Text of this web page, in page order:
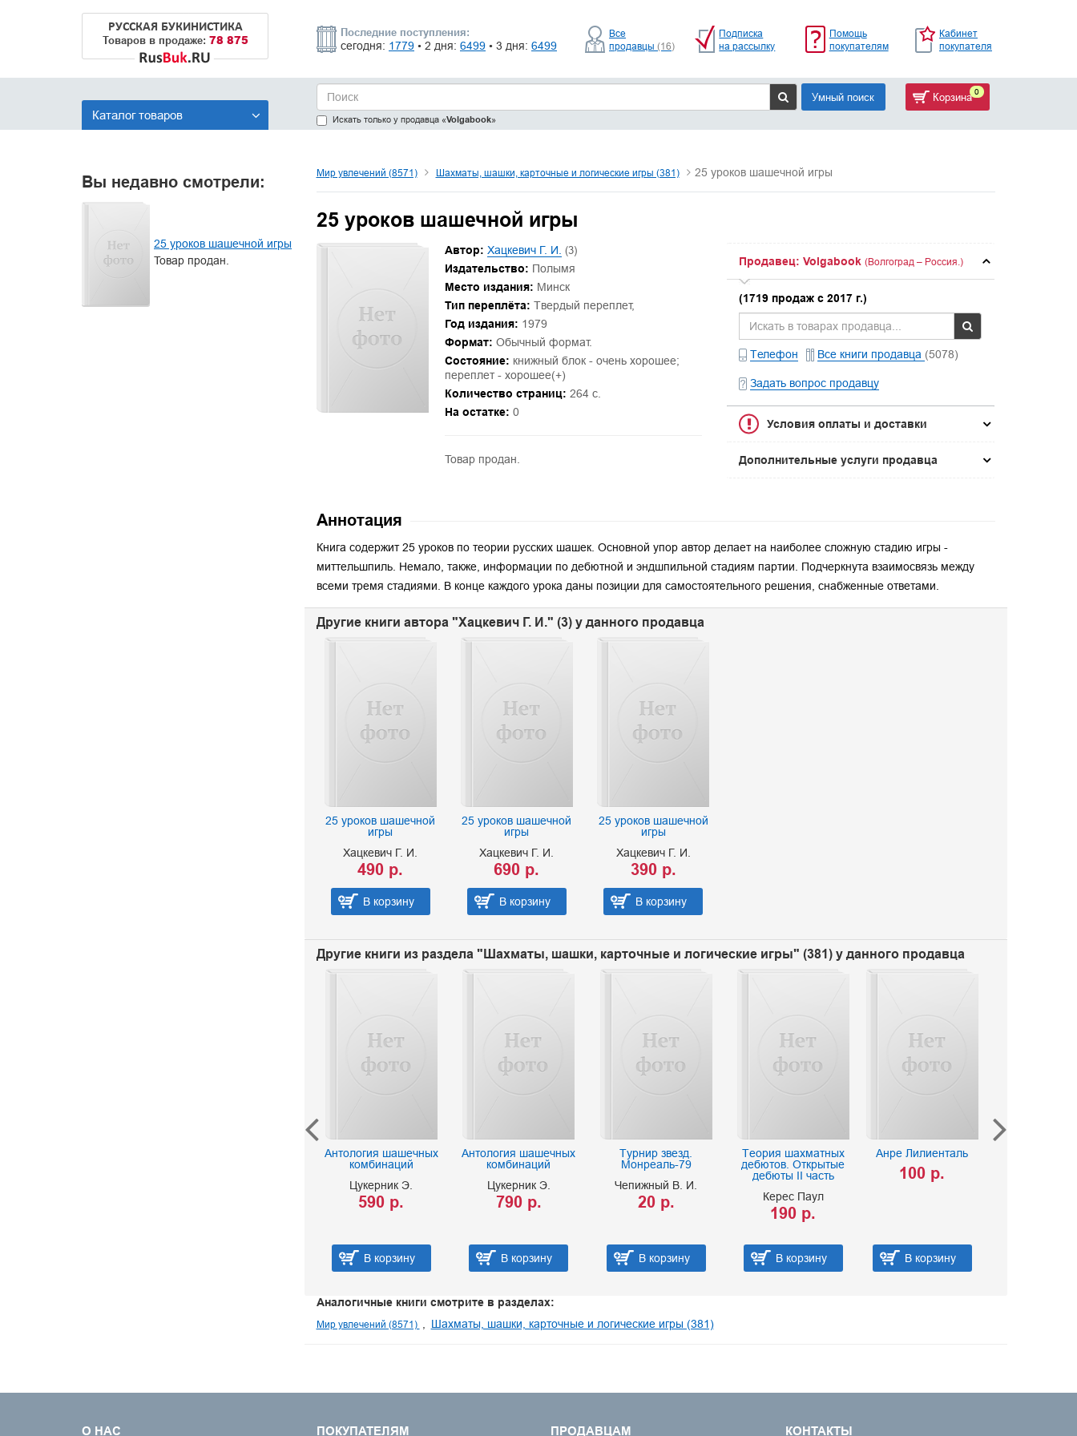
РУССКАЯ БУКИНИСТИКА
Товаров в продаже: 78 875
Последние поступления:
сегодня: 1779 • 2 дня: 6499 • 3 дня: 6499
Все
продавцы (16)
Подписка
на рассылку
Помощь
покупателям
Кабинет
покупателя
Каталог товаров Искать только у продавца «Volgabook»
Умный поиск Корзина 0
Вы недавно смотрели:
25 уроков шашечной игры
Товар продан.
Мир увлечений (8571) Шахматы, шашки, карточные и логические игры (381) 25 уроков шашечной игры
25 уроков шашечной игры
Автор: Хацкевич Г. И. (3)
Издательство: Полымя
Место издания: Минск
Тип переплёта: Твердый переплет,
Год издания: 1979
Формат: Обычный формат.
Состояние: книжный блок - очень хорошее;
переплет - хорошее(+)
Количество страниц: 264 с.
На остатке: 0
Товар продан.
Продавец: Volgabook (Волгоград – Россия.)
(1719 продаж с 2017 г.)
Телефон Все книги продавца (5078)
Задать вопрос продавцу
Условия оплаты и доставки
Дополнительные услуги продавца
Аннотация
Книга содержит 25 уроков по теории русских шашек. Основной упор автор делает на наиболее сложную стадию игры -
миттельшпиль. Немало, также, информации по дебютной и эндшпильной стадиям партии. Подчеркнута взаимосвязь между
всеми тремя стадиями. В конце каждого урока даны позиции для самостоятельного решения, снабженные ответами.
Другие книги автора "Хацкевич Г. И." (3) у данного продавца
25 уроков шашечной
игры
Хацкевич Г. И.
490 р.
В корзину
25 уроков шашечной
игры
Хацкевич Г. И.
690 р.
В корзину
25 уроков шашечной
игры
Хацкевич Г. И.
390 р.
В корзину
Другие книги из раздела "Шахматы, шашки, карточные и логические игры" (381) у данного продавца
Антология шашечных
комбинаций
Цукерник Э.
590 р.
В корзину
Антология шашечных
комбинаций
Цукерник Э.
790 р.
В корзину
Турнир звезд.
Монреаль-79
Чепижный В. И.
20 р.
В корзину
Теория шахматных
дебютов. Открытые
дебюты II часть
Керес Паул
190 р.
В корзину
Анре Лилиенталь
100 р.
В корзину
Аналогичные книги смотрите в разделах:
Мир увлечений (8571) Шахматы, шашки, карточные и логические игры (381)
О НАС ПОКУПАТЕЛЯМ ПРОДАВЦАМ КОНТАКТЫ